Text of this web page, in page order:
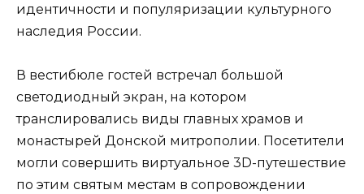
идентичности и популяризации культурного
наследия России.
В вестибюле гостей встречал большой
светодиодный экран, на котором
транслировались виды главных храмов и
монастырей Донской митрополии. Посетители
могли совершить виртуальное 3D-путешествие
по этим святым местам в сопровождении